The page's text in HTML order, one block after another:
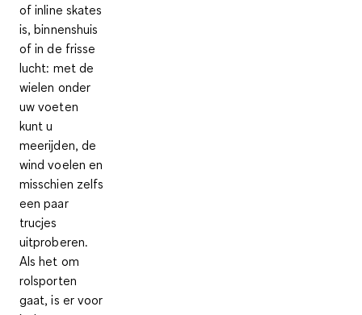
of inline skates
is, binnenshuis
of in de frisse
lucht: met de
wielen onder
uw voeten
kunt u
meerijden, de
wind voelen en
misschien zelfs
een paar
trucjes
uitproberen.
Als het om
rolsporten
gaat, is er voor